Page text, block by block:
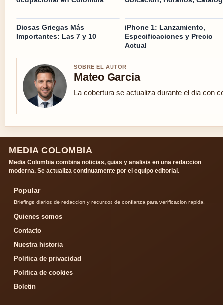
Diosas Griegas Más
Importantes: Las 7 y 10
iPhone 1: Lanzamiento,
Especificaciones y Precio
Actual
SOBRE EL AUTOR
Mateo Garcia
La cobertura se actualiza durante el dia con
MEDIA COLOMBIA
Media Colombia combina noticias, guias y analisis en una redaccion
moderna. Se actualiza continuamente por el equipo editorial.
Popular
Briefings diarios de redaccion y recursos de confianza para verificacion rapida.
Quienes somos
Contacto
Nuestra historia
Politica de privacidad
Politica de cookies
Boletin